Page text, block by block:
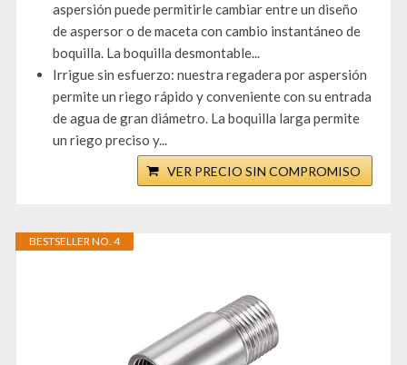
aspersión puede permitirle cambiar entre un diseño
de aspersor o de maceta con cambio instantáneo de
boquilla. La boquilla desmontable...
Irrigue sin esfuerzo: nuestra regadera por aspersión
permite un riego rápido y conveniente con su entrada
de agua de gran diámetro. La boquilla larga permite
un riego preciso y...
VER PRECIO SIN COMPROMISO
BESTSELLER NO. 4